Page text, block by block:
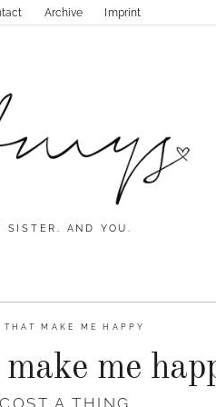
Archive Imprint
AND YOU.
MAKE ME HAPPY
me